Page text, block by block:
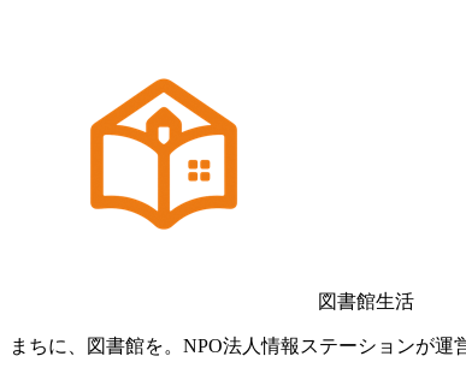
図書館生活
まちに、図書館を。NPO法人情報ステーションが運